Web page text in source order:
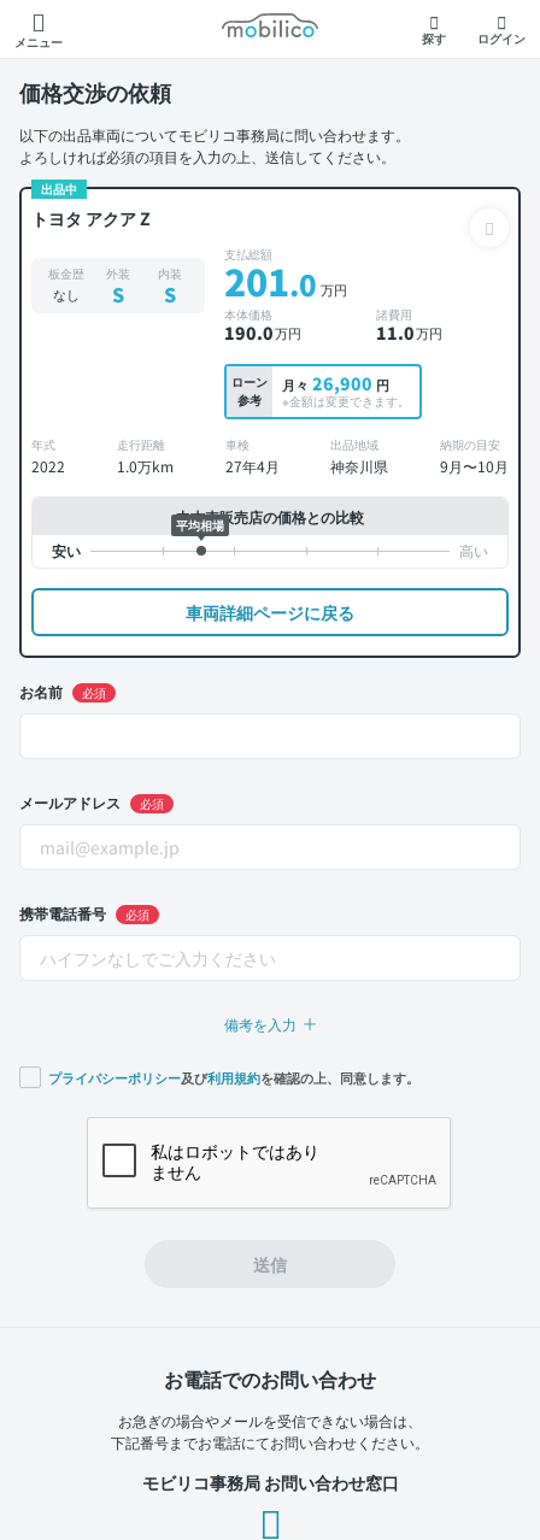
メニュー
モビリコ
探す ログイン
価格交渉の依頼
以下の出品車両についてモビリコ事務局に問い合わせます。
よろしければ必須の項目を入力の上、送信してください。
出品中
トヨタ アクア Z
板金歴
なし
外装
S
内装
S
支払総額
201.0 万円
本体価格
190.0万円
諸費用
11.0万円
ローン
参考
月々 26,900 円
※金額は変更できます。
年式
2022
走行距離
1.0万km
車検
27年4月
出品地域
神奈川県
納期の目安
9月〜10月
中古車販売店の価格との比較
平均相場
車両詳細ページに戻る
お名前 必須
メールアドレス 必須
携帯電話番号 必須
備考を入力
プライバシーポリシー及び利用規約を確認の上、同意します。
送信
お電話でのお問い合わせ
お急ぎの場合やメールを受信できない場合は、
下記番号までお電話にてお問い合わせください。
モビリコ事務局 お問い合わせ窓口